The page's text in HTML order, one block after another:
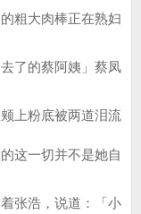
粗大肉棒正在熟妇
了的蔡阿姨」蔡凤
上粉底被两道泪流
这一切并不是她自
张浩，说道：「小